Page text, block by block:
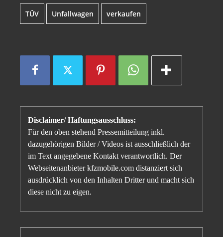
TÜV Unfallwagen verkaufen
Disclaimer/ Haftungsausschluss:
Für den oben stehend Pressemitteilung inkl.
dazugehörigen Bilder / Videos ist ausschließlich der
im Text angegebene Kontakt verantwortlich. Der
Webseitenanbieter kfzmobile.com distanziert sich
ausdrücklich von den Inhalten Dritter und macht sich
diese nicht zu eigen.